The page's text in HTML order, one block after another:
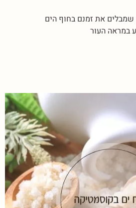
את זמנם בחוף הים
במראה העור